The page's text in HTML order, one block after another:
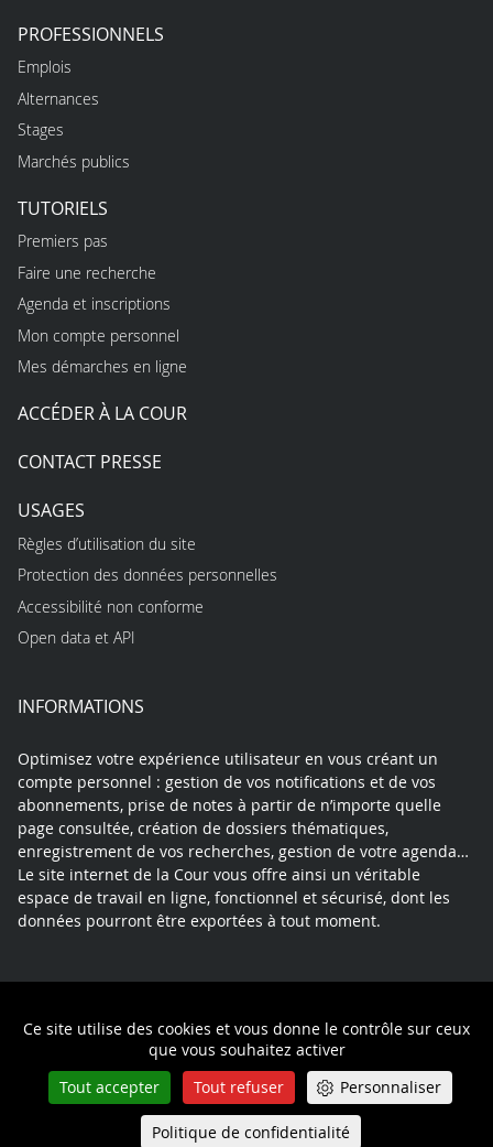
Ce site utilise des cookies et vous donne le contrôle sur ceux
que vous souhaitez activer
Tout accepter
Tout refuser Personnaliser
Politique de confidentialité
PROFESSIONNELS
Emplois
Alternances
Stages
Marchés publics
TUTORIELS
Premiers pas
Faire une recherche
Agenda et inscriptions
Mon compte personnel
Mes démarches en ligne
ACCÉDER À LA COUR
CONTACT PRESSE
USAGES
Règles d’utilisation du site
Protection des données personnelles
Accessibilité non conforme
Open data et API
INFORMATIONS
Optimisez votre expérience utilisateur en vous créant un
compte personnel : gestion de vos notifications et de vos
abonnements, prise de notes à partir de n’importe quelle
page consultée, création de dossiers thématiques,
enregistrement de vos recherches, gestion de votre agenda…
Le site internet de la Cour vous offre ainsi un véritable
espace de travail en ligne, fonctionnel et sécurisé, dont les
données pourront être exportées à tout moment.
Politique de confidentialité
Queue-Fair